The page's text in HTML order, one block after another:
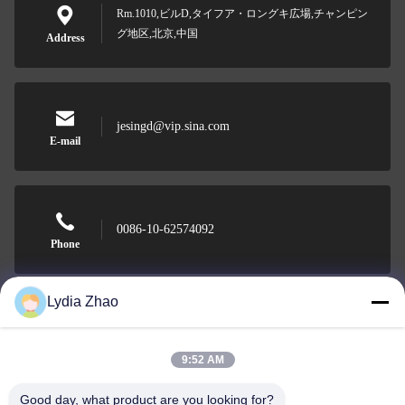
Address
Rm.1010,ビルD,タイフア・ロングキ広場,チャンピン
グ地区,北京,中国
E-mail
jesingd@vip.sina.com
Phone
0086-10-62574092
Beijing Oriens Technology Co., Ltd.
Lydia Zhao
9:52 AM
Good day, what product are you looking for?